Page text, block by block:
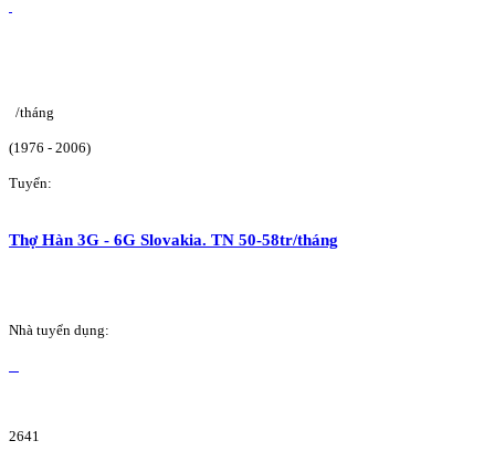
/tháng
(1976 - 2006)
Tuyển:
Thợ Hàn 3G - 6G Slovakia. TN 50-58tr/tháng
Nhà tuyển dụng:
2641